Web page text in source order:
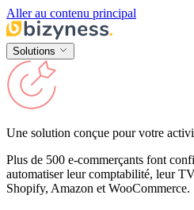
Aller au contenu principal
Solutions
Une solution conçue pour votre
Plus de 500 e-commerçants font
automatiser leur comptabilité, leur
Shopify, Amazon et WooCommerce.